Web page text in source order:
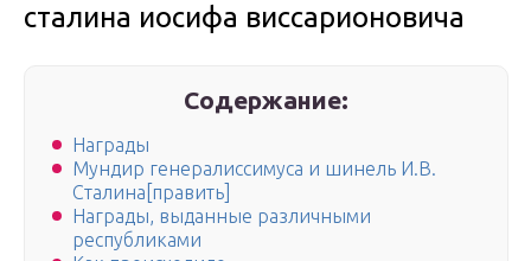
сталина иосифа виссарионовича
Содержание:
Награды
Мундир генералиссимуса и шинель И.В.
Сталина[править]
Награды, выданные различными
республиками